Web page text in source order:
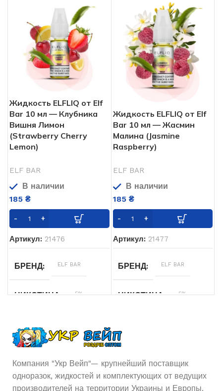
НИКОТИНА 5%
ВКУСЫ Арбуз,Вишня
ОБЪЁМ ЖИДКОСТИ
ВКУСЫ Ананас,Пина
колада
Жидкость ELFLIQ от Elf
Bar 10 мл — Клубника
Вишня Лимон
(Strawberry Cherry
Lemon)
ELF BAR
В наличии
185 ₴
Артикул: 21476
БРЕНД ELF BAR
НИКОТИНА 5%
мл
Клубника,Лимон
Жидкость ELFLIQ от Elf
Bar 10 мл — Жасмин
Малина (Jasmine
Raspberry)
ELF BAR
В наличии
185 ₴
Артикул: 21477
БРЕНД ELF BAR
НИКОТИНА 5%
Компания "Укр Вейп"— крупнейший поставщик
одноразок, жидкостей и комплектующих от ведущих
производителей на территории Украины и Европы.